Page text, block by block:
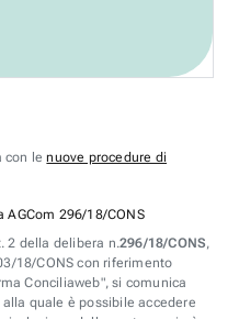
con lenuove procedure di
AGCom 296/18/CONS
2 della delibera n.296/18/CONS,
18/CONS con riferimento
Conciliaweb", si comunica
quale è possibile accedere